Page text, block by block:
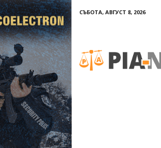
СЪБОТА, АВГУСТ 8, 2026